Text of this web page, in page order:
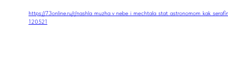
https://73online.ru/r/
120521